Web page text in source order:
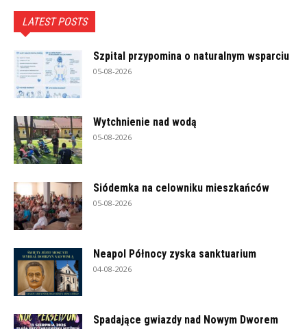
LATEST POSTS
Szpital przypomina o naturalnym wsparciu
05-08-2026
Wytchnienie nad wodą
05-08-2026
Siódemka na celowniku mieszkańców
05-08-2026
Neapol Północy zyska sanktuarium
04-08-2026
Spadające gwiazdy nad Nowym Dworem